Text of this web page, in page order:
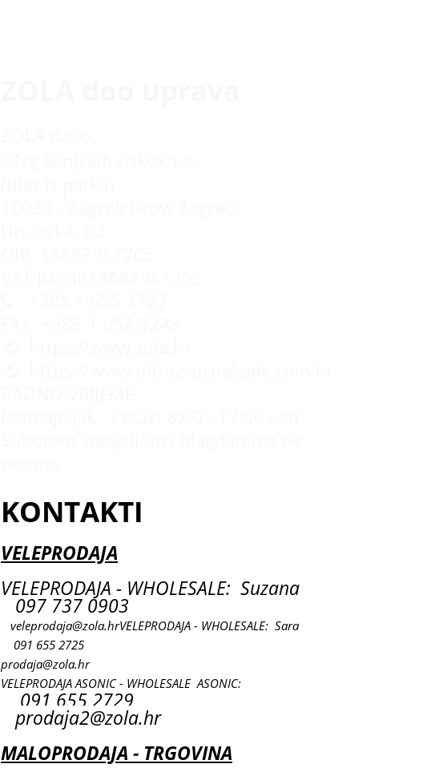
KONTAKTI
VELEPRODAJA
VELEPRODAJA - WHOLESALE: Suzana
097 737 0903
veleprodaja@zola.hrVELEPRODAJA - WHOLESALE: Sara
091 655 2725
prodaja@zola.hr
VELEPRODAJA ASONIC - WHOLESALE ASONIC:
091 655 2729
prodaja2@zola.hr
MALOPRODAJA - TRGOVINA